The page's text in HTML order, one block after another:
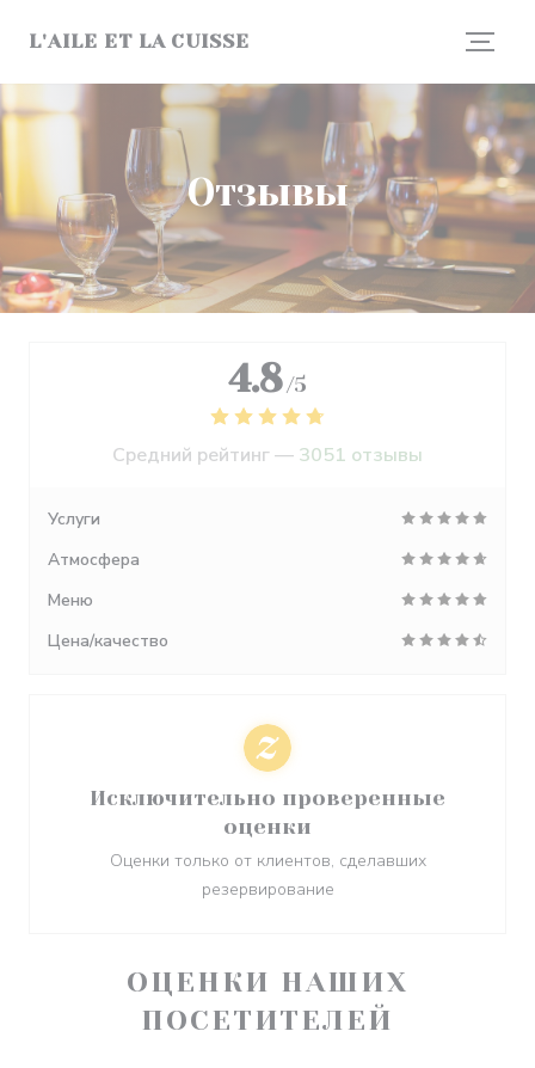
L'AILE ET LA CUISSE
Отзывы
ОЦЕНКИ НАШИХ
ПОСЕТИТЕЛЕЙ
4.8 /5
Средний рейтинг — 3051 отзывы
Услуги
Атмосфера
Меню
Цена/качество
Исключительно проверенные
оценки
Оценки только от клиентов, сделавших
резервирование